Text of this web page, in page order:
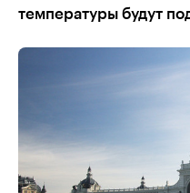
температуры будут